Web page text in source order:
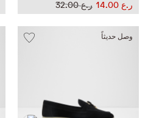
ر.ع 32.00
ر.ع 14.00
وصل حديثاً